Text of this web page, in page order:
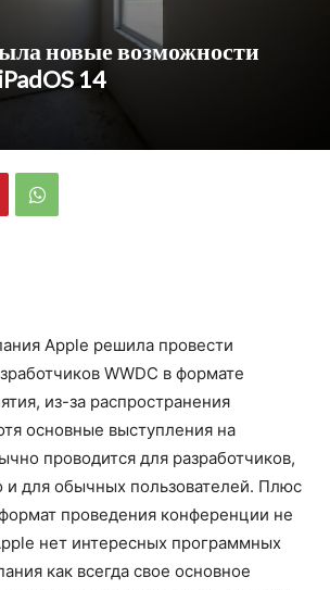
новые возможности
14
Apple решила провести
WWDC в формате
из-за распространения
основные выступления на
проводится для разработчиков,
и для обычных пользователей. Плюс
проведения конференции не
нет интересных программных
как всегда свое основное